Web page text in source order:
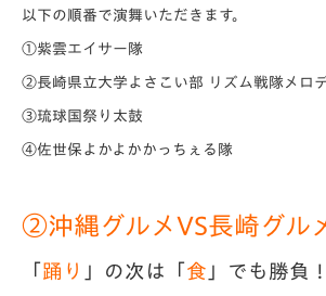
以下の順番で演舞いただきます。
①紫雲エイサー隊
②長崎県立大学よさこい部 リズム戦隊メロ
③琉球国祭り太鼓
④佐世保よかよかかっちぇる隊
②沖縄グルメVS長崎グル
踊り 」の次は「 食 」でも勝負！